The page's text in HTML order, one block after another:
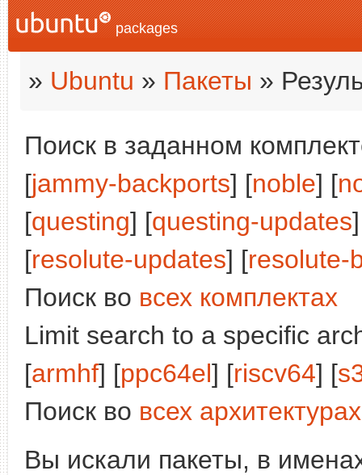
packages
» Ubuntu » Пакеты »
Поиск в заданном
[jammy-backports] [noble] [
[questing] [questing-updates
[resolute-updates] [resolute-
Поиск во всех комплектах
Limit search to a specific
[armhf] [ppc64el] [riscv64] [
Поиск во всех архитектурах
Вы искали пакеты, в